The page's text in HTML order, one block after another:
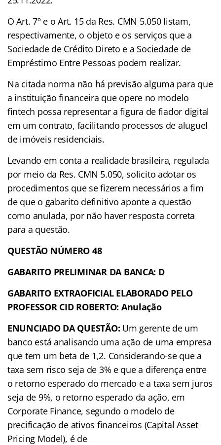
O Art. 7º e o Art. 15 da Res. CMN 5.050 listam,
respectivamente, o objeto e os serviços que a
Sociedade de Crédito Direto e a Sociedade de
Empréstimo Entre Pessoas podem realizar.
Na citada norma não há previsão alguma para que
a instituição financeira que opere no modelo
fintech possa representar a figura de fiador digital
em um contrato, facilitando processos de aluguel
de imóveis residenciais.
Levando em conta a realidade brasileira, regulada
por meio da Res. CMN 5.050, solicito adotar os
procedimentos que se fizerem necessários a fim
de que o gabarito definitivo aponte a questão
como anulada, por não haver resposta correta
para a questão.
QUESTÃO NÚMERO 48
GABARITO PRELIMINAR DA BANCA: D
GABARITO EXTRAOFICIAL ELABORADO PELO
PROFESSOR CID ROBERTO: Anulação
ENUNCIADO DA QUESTÃO: Um gerente de um
banco está analisando uma ação de uma empresa
que tem um beta de 1,2. Considerando-se que a
taxa sem risco seja de 3% e que a diferença entre
o retorno esperado do mercado e a taxa sem juros
seja de 9%, o retorno esperado da ação, em
Corporate Finance, segundo o modelo de
precificação de ativos financeiros (Capital Asset
Pricing Model), é de